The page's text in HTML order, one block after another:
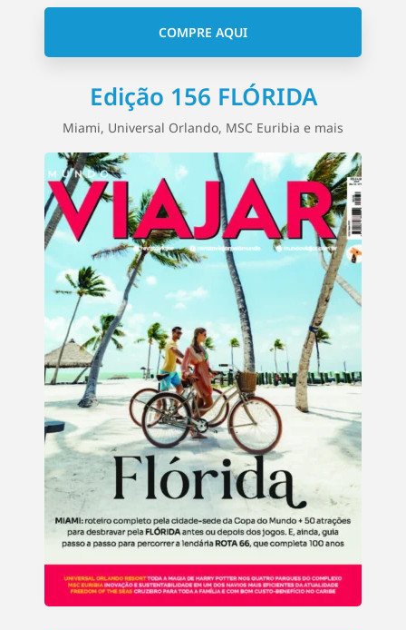
COMPRE AQUI
Edição 156 FLÓRIDA
Miami, Universal Orlando, MSC Euribia e mais